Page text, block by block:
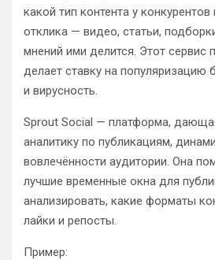
какой тип контента у
отклика — видео, статьи,
мнений ими делится. Этот сервис
делает ставку на популяризацию
и вирусность.
Sprout Social — платформа,
аналитику по публикациям,
вовлечённости аудитории. Она
лучшие временные окна для
анализировать, какие форматы
лайки и репосты.
Пример: